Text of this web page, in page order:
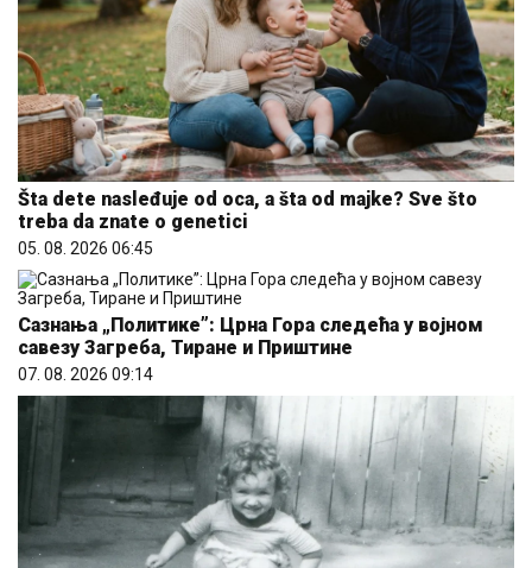
Šta dete nasleđuje od oca, a šta od majke? Sve što
treba da znate o genetici
05. 08. 2026 06:45
Сазнања „Политике”: Црна Гора следећа у војном
савезу Загреба, Тиране и Приштине
07. 08. 2026 09:14